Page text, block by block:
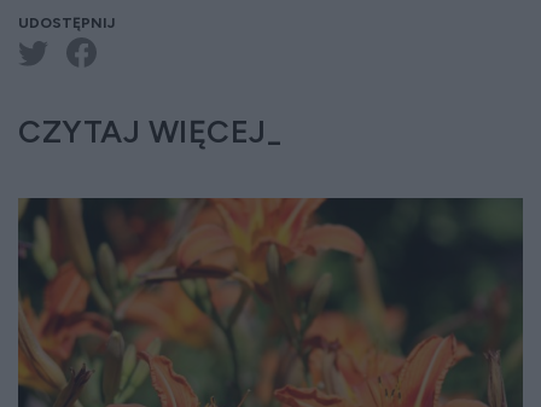
UDOSTĘPNIJ
CZYTAJ WIĘCEJ